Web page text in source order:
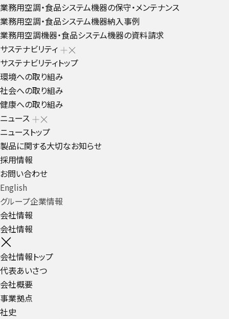
業務用空調・食品システム機器の保守・メンテナンス
業務用空調・食品システム機器納入事例
業務用空調機器・食品システム機器の資料請求
サステナビリティ
サステナビリティトップ
環境への取り組み
社会への取り組み
健康への取り組み
ニュース
ニューストップ
製品に関する大切なお知らせ
採用情報
お問い合わせ
English
グループ企業情報
会社情報
会社情報
会社情報トップ
代表あいさつ
会社概要
事業拠点
社史